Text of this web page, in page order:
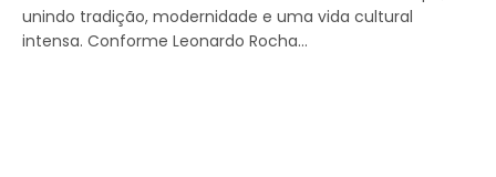
unindo tradição, modernidade e uma vida cultural
intensa. Conforme Leonardo Rocha…